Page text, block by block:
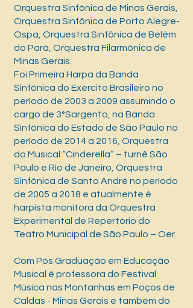
Orquestra Sinfônica de Minas Gerais,
Orquestra Sinfônica de Porto Alegre-
Ospa, Orquestra Sinfônica de Belém
do Pará, Orquestra Filarmônica de
Minas Gerais.
Foi Primeira Harpa da Banda
Sinfônica do Exército Brasileiro no
período de 2003 a 2009 assumindo o
cargo de 3°Sargento, na Banda
Sinfônica do Estado de São Paulo no
período de 2014 a 2016, Orquestra
do Musical “Cinderella” – turnê São
Paulo e Rio de Janeiro, Orquestra
Sinfônica de Santo André no período
de 2005 a 2018 e atualmente é
harpista monitora da Orquestra
Experimental de Repertório do
Teatro Municipal de São Paulo – Oer.
Com Pós Graduação em Educação
Musical é professora do Festival
Música nas Montanhas em Poços de
Caldas - Minas Gerais e também do